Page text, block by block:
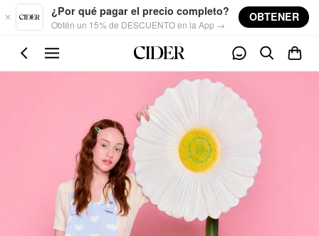
Skip to main content
¿Por qué pagar el precio completo?
Obtén un 15% de DESCUENTO en la App →
OBTENER